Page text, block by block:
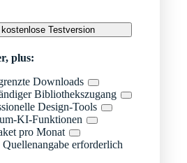
kostenlose Testversion
plus:
Downloads
Bibliothekszugang
Design-Tools
KI-Funktionen
pro Monat
erforderlich